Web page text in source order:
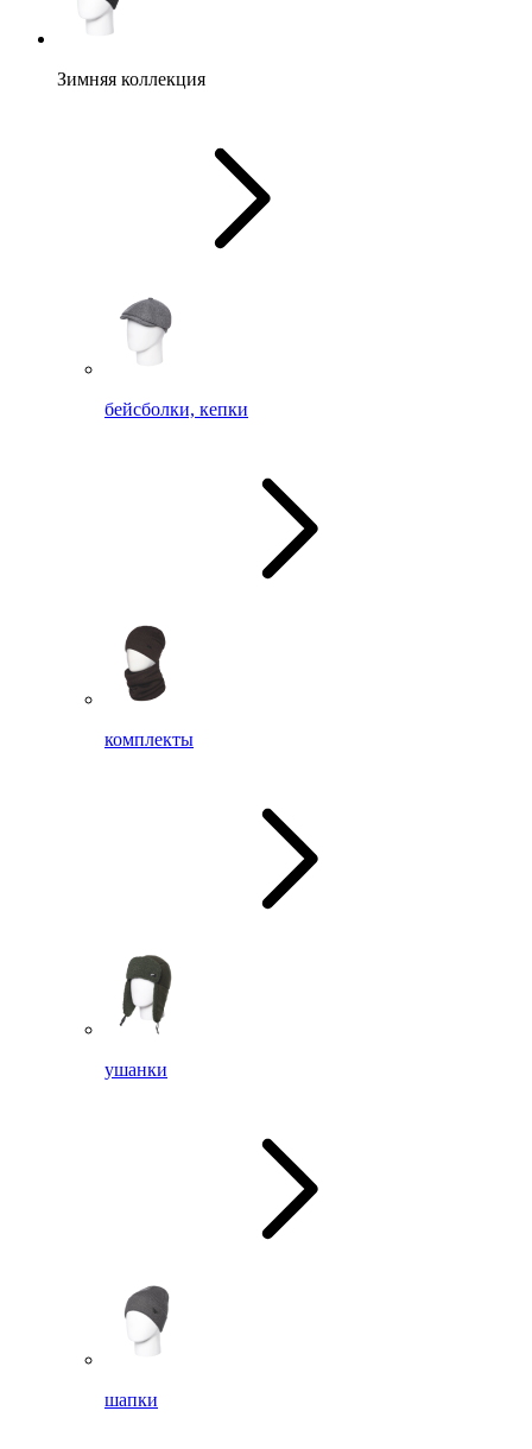
Зимняя коллекция
бейсболки, кепки
комплекты
ушанки
шапки